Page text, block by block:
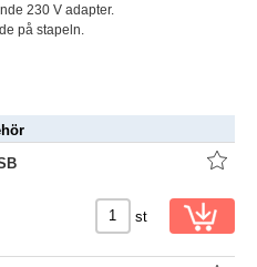
230 V adapter.
på stapeln.
st